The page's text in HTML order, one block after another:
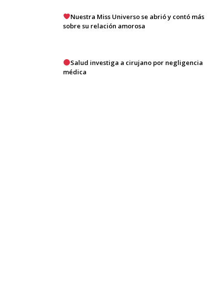
Nuestra Miss Universo se abrió y contó más
sobre su relación amorosa
Salud investiga a cirujano por negligencia
médica